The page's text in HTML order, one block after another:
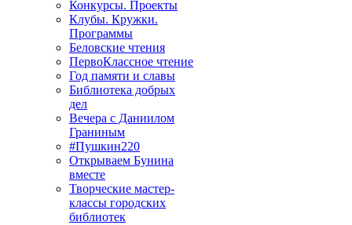
Конкурсы. Проекты
Клубы. Кружки.
Программы
Беловские чтения
ПервоКлассное чтение
Год памяти и славы
Библиотека добрых
дел
Вечера с Даниилом
Граниным
#Пушкин220
Открываем Бунина
вместе
Творческие мастер-
классы городских
библиотек